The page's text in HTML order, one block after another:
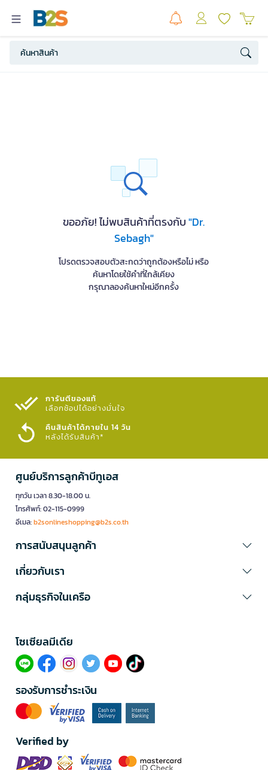
ขออภัย! ไม่พบสินค้าที่ตรงกับ"Dr.
Sebagh"
โปรดตรวจสอบตัวสะกดว่าถูกต้องหรือไม่ หรือ
ค้นหาโดยใช้คำที่ใกล้เคียง
กรุณาลองค้นหาใหม่อีกครั้ง
การันตีของแท้
เลือกช้อปได้อย่างมั่นใจ​
คืนสินค้าได้ภายใน 14 วัน
หลังได้รับสินค้า*
ศูนย์บริการลูกค้าบีทูเอส
ทุกวัน เวลา 8.30-18.00 น.
โทรศัพท์: 02-115-0999
อีเมล:b2sonlineshopping@b2s.co.th
การสนับสนุนลูกค้า
เกี่ยวกับเรา
กลุ่มธุรกิจในเครือ
โซเซียลมีเดีย​
รองรับการชำระเงิน
Verified by